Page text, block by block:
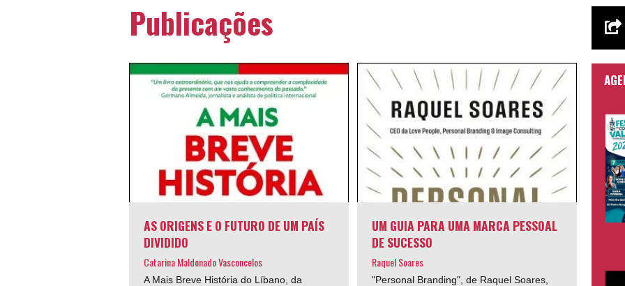
Publicações
AS ORIGENS E O FUTURO DE UM PAÍS
DIVIDIDO
Catarina Maldonado Vasconcelos
A Mais Breve História do Líbano, da
UM GUIA PARA UMA MARCA PESSOAL
DE SUCESSO
Raquel Soares
"Personal Branding", de Raquel Soares,